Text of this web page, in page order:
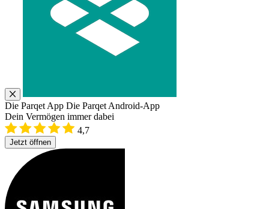
Die Parqet App Die Parqet Android-App
Dein Vermögen immer dabei
4,7
Jetzt öffnen